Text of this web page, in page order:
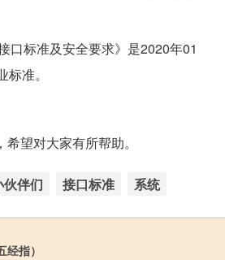
口标准及安全要求》是2020年01
准。
望对大家有所帮助。
伙伴们 接口标准 系统
指）